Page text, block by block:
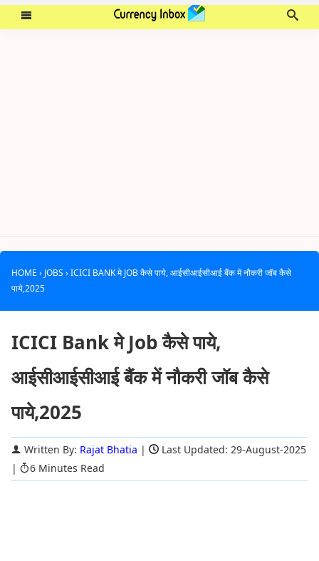
HOME › JOBS › ICICI BANK मे JOB कैसे पाये, आईसीआईसीआई बैंक में नौकरी जॉब कैसे
पाये,2025
ICICI Bank मे Job कैसे पाये,
आईसीआईसीआई बैंक में नौकरी जॉब कैसे
पाये,2025
Written By: Rajat Bhatia |
Last Updated: 29-August-2025
|
6 Minutes Read